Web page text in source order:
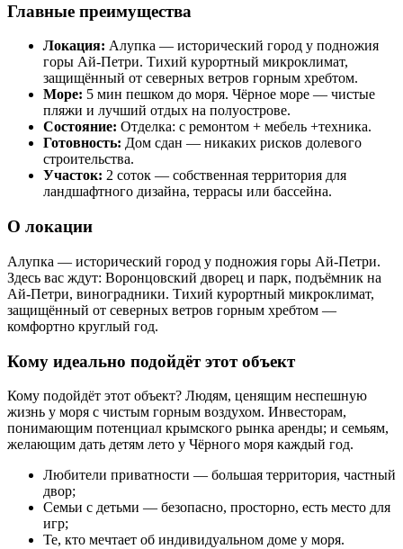
Главные преимущества
Локация: Алупка — исторический город у подножия
горы Ай-Петри. Тихий курортный микроклимат,
защищённый от северных ветров горным хребтом.
Море: 5 мин пешком до моря. Чёрное море — чистые
пляжи и лучший отдых на полуострове.
Состояние: Отделка: с ремонтом + мебель +техника.
Готовность: Дом сдан — никаких рисков долевого
строительства.
Участок: 2 соток — собственная территория для
ландшафтного дизайна, террасы или бассейна.
О локации
Алупка — исторический город у подножия горы Ай-Петри.
Здесь вас ждут: Воронцовский дворец и парк, подъёмник на
Ай-Петри, виноградники. Тихий курортный микроклимат,
защищённый от северных ветров горным хребтом —
комфортно круглый год.
Кому идеально подойдёт этот объект
Кому подойдёт этот объект? Людям, ценящим неспешную
жизнь у моря с чистым горным воздухом. Инвесторам,
понимающим потенциал крымского рынка аренды; и семьям,
желающим дать детям лето у Чёрного моря каждый год.
Любители приватности — большая территория, частный
двор;
Семьи с детьми — безопасно, просторно, есть место для
игр;
Те, кто мечтает об индивидуальном доме у моря.